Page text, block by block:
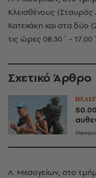
Κλεισθένους
Κατεχάκη και στα δύο
τις ώρες 08.30΄ -
Σχετικό Άρθρο
Λ. Μεσογείων, στο